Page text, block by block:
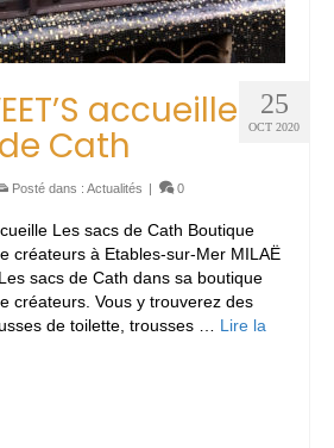
25
OCT 2020
accueille
Cath
Posté dans : Actualités | 0
Les sacs de Cath Boutique
créateurs à Etables-sur-Mer MILAË
sacs de Cath dans sa boutique
créateurs. Vous y trouverez des
de toilette, trousses … Lire la